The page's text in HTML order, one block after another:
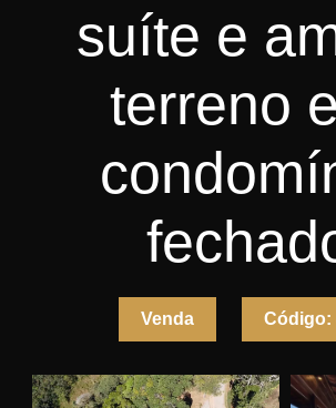
suíte e
terreno
Venda Código: